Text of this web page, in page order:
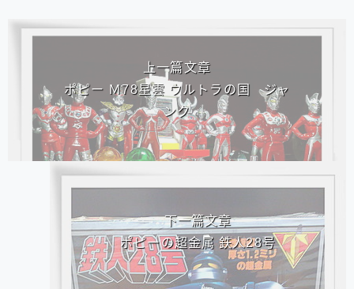
相連文章
上一篇文章
ポピー Ｍ78星雲 ウルトラの国 ジャ
ンク
下一篇文章
ポピーの超金属 鉄人28号